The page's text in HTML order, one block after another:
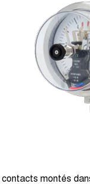
contacts montés